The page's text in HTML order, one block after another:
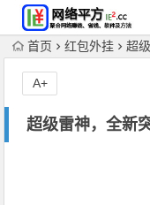
首页 红包外挂 超
超级雷神，全新
A+